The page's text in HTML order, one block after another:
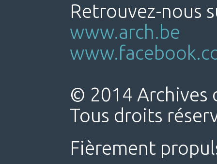
Retrouvez-nous
www.arch.be
© 2014 Archives
Tous droits
Fièrement